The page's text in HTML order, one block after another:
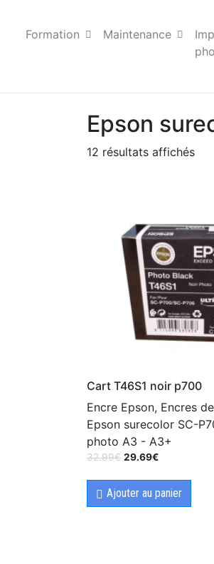
Formation Maintenance
Epson
12 résultats affichés
Cart T46S1 noir p700
Encre Epson, Encres
Epson surecolor SC-
photo A3 - A3+
32.99€ 29.69€
Ajouter au panier